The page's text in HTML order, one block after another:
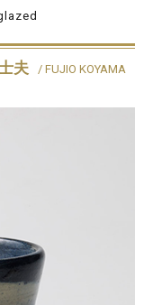
夫 / FUJIO KOYAMA